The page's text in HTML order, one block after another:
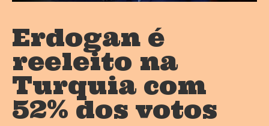
Erdogan é
reeleito na
Turquia com
52% dos votos